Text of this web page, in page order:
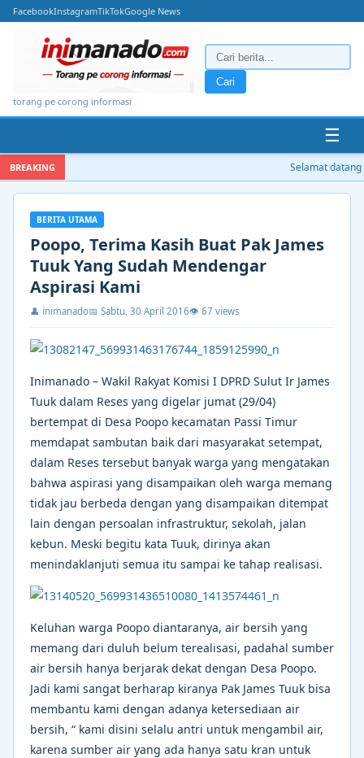
FacebookInstagramTikTokGoogle News
torang pe corong informasi
Cari
☰
BREAKING Selamat
BERITA UTAMA
Poopo, Terima Kasih Buat Pak James
Tuuk Yang Sudah Mendengar
Aspirasi Kami
👤 inimanado📅 Sabtu, 30 April 2016👁 67 views
Inimanado – Wakil Rakyat Komisi I DPRD Sulut Ir James
Tuuk dalam Reses yang digelar jumat (29/04)
bertempat di Desa Poopo kecamatan Passi Timur
memdapat sambutan baik dari masyarakat setempat,
dalam Reses tersebut banyak warga yang mengatakan
bahwa aspirasi yang disampaikan oleh warga memang
tidak jau berbeda dengan yang disampaikan ditempat
lain dengan persoalan infrastruktur, sekolah, jalan
kebun. Meski begitu kata Tuuk, dirinya akan
menindaklanjuti semua itu sampai ke tahap realisasi.
Keluhan warga Poopo diantaranya, air bersih yang
memang dari duluh belum terealisasi, padahal sumber
air bersih hanya berjarak dekat dengan Desa Poopo.
Jadi kami sangat berharap kiranya Pak James Tuuk bisa
membantu kami dengan adanya ketersediaan air
bersih, “ kami disini selalu antri untuk mengambil air,
karena sumber air yang ada hanya satu kran untuk